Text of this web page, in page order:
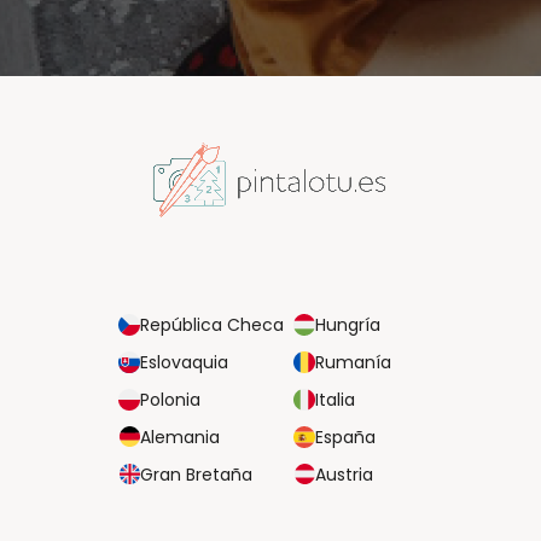
República Checa
Hungría
Eslovaquia
Rumanía
Polonia
Italia
Alemania
España
Gran Bretaña
Austria